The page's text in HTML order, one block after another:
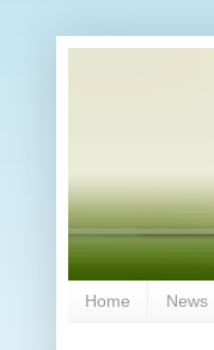
Home News